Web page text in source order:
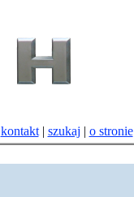
kontakt| szukaj | o stronie